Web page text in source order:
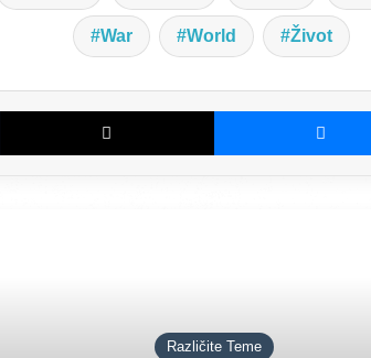
War World Život
Facebook X
Različite Teme